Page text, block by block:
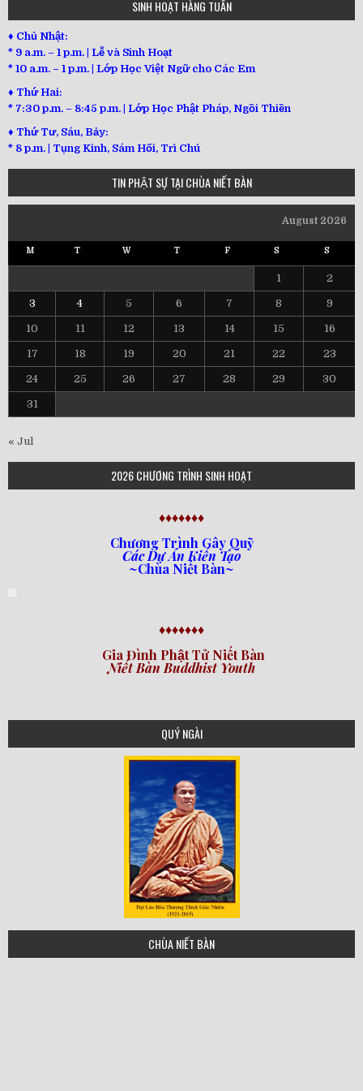
SINH HOẠT HÀNG TUẦN
♦ Chủ Nhật:
* 9 a.m. – 1 p.m. | Lễ và Sinh Hoạt
* 10 a.m. – 1 p.m. | Lớp Học Việt Ngữ cho Các Em
♦ Thứ Hai:
* 7:30 p.m. – 8:45 p.m. | Lớp Học Phật Pháp, Ngồi Thiền
♦ Thứ Tư, Sáu, Bảy:
* 8 p.m. | Tụng Kinh, Sám Hối, Trì Chú
TIN PHẬT SỰ TẠI CHÙA NIẾT BÀN
August 2026
M T W T F S S
1 2
3 4 5 6 7 8 9
10 11 12 13 14 15 16
17 18 19 20 21 22 23
24 25 26 27 28 29 30
31
« Jul
2026 CHƯƠNG TRÌNH SINH HOẠT
♦♦♦♦♦♦♦
Chương Trình Gây Quỹ
Các Dự Án Kiến Tạo
~Chùa Niết Bàn~
♦♦♦♦♦♦♦
Gia Đình Phật Tử Niết Bàn
Niết Bàn Buddhist Youth
QUÝ NGÀI
tgn
CHÙA NIẾT BÀN